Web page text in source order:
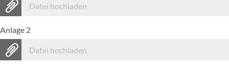
Datei hochladen
Anlage 2
Datei hochladen